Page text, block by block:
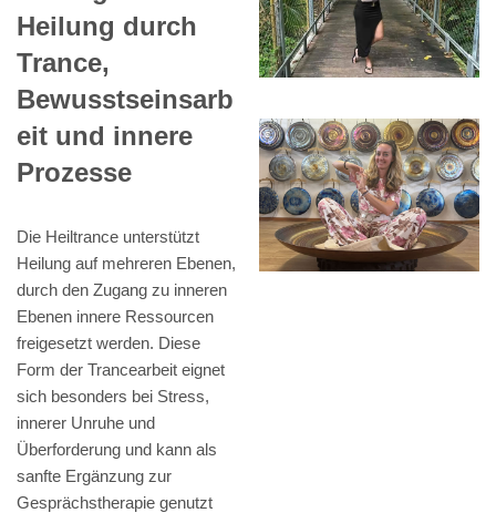
Heilung durch
Trance,
Bewusstseinsarb
eit und innere
Prozesse
Die Heiltrance unterstützt
Heilung auf mehreren Ebenen,
durch den Zugang zu inneren
Ebenen innere Ressourcen
freigesetzt werden. Diese
Form der Trancearbeit eignet
sich besonders bei Stress,
innerer Unruhe und
Überforderung und kann als
sanfte Ergänzung zur
Gesprächstherapie genutzt